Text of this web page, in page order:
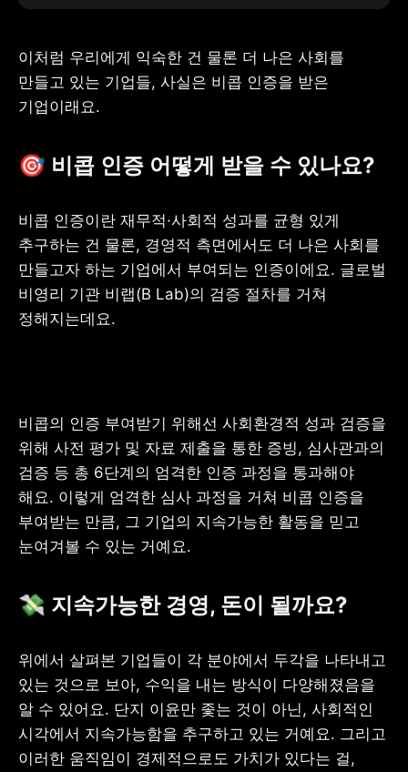
이처럼 우리에게 익숙한 건 물론 더 나은 사회를
만들고 있는 기업들, 사실은 비콥 인증을 받은
기업이래요.
🎯 비콥 인증 어떻게 받을 수 있나요?
비콥 인증이란 재무적·사회적 성과를 균형 있게
추구하는 건 물론, 경영적 측면에서도 더 나은 사회를
만들고자 하는 기업에서 부여되는 인증이에요. 글로벌
비영리 기관 비랩(B Lab)의 검증 절차를 거쳐
정해지는데요.
비콥의 인증 부여받기 위해선 사회환경적 성과 검증을
위해 사전 평가 및 자료 제출을 통한 증빙, 심사관과의
검증 등 총 6단계의 엄격한 인증 과정을 통과해야
해요. 이렇게 엄격한 심사 과정을 거쳐 비콥 인증을
부여받는 만큼, 그 기업의 지속가능한 활동을 믿고
눈여겨볼 수 있는 거예요.
💸 지속가능한 경영, 돈이 될까요?
위에서 살펴본 기업들이 각 분야에서 두각을 나타내고
있는 것으로 보아, 수익을 내는 방식이 다양해졌음을
알 수 있어요. 단지 이윤만 좇는 것이 아닌, 사회적인
시각에서 지속가능함을 추구하고 있는 거예요. 그리고
이러한 움직임이 경제적으로도 가치가 있다는 걸,